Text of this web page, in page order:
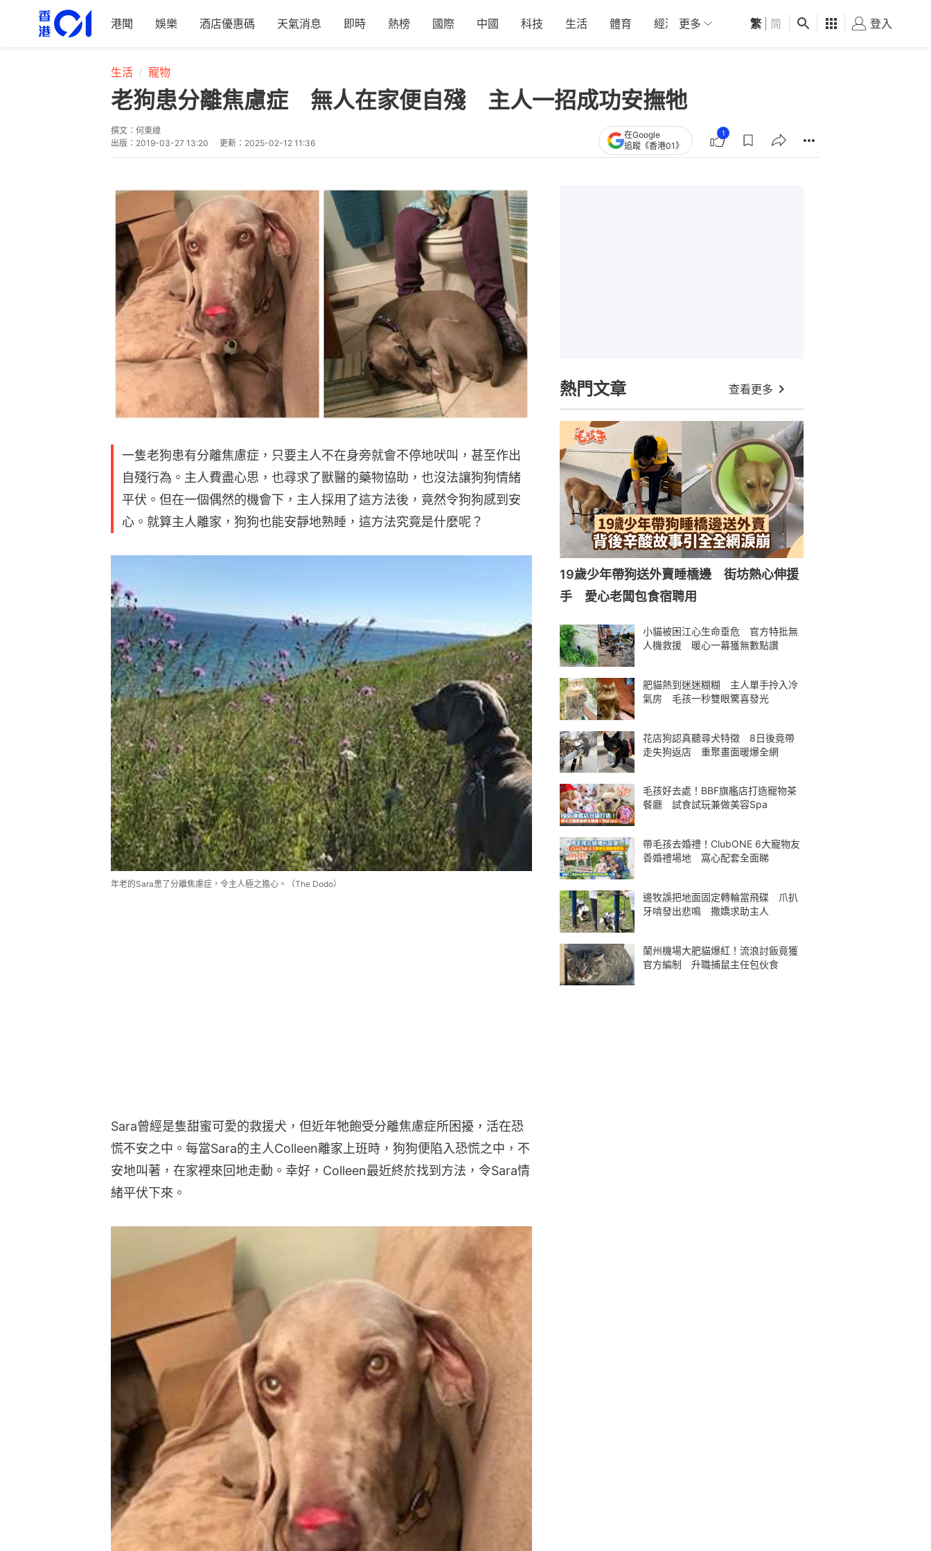
港聞 娛樂 酒店優惠碼 天氣消息 即時 熱榜 國際 中國 科技 生活 體育 經濟 01深圳 觀點 健康 好食玩飛
更多 繁 简 登入
生活 寵物
老狗患分離焦慮症 無人在家便自殘 主人一招成功安撫牠
撰文： 何東緯
出版： 2019-03-27 13:20 更新： 2025-02-12 11:36
在Google
追蹤《香港01》
1
一隻老狗患有分離焦慮症，只要主人不在身旁就會不停地吠叫，甚至作出
自殘行為。主人費盡心思，也尋求了獸醫的藥物協助，也沒法讓狗狗情緒
平伏。但在一個偶然的機會下，主人採用了這方法後，竟然令狗狗感到安
心。就算主人離家，狗狗也能安靜地熟睡，這方法究竟是什麼呢？
年老的Sara患了分離焦慮症，令主人極之擔心。（The Dodo）
Sara曾經是隻甜蜜可愛的救援犬，但近年牠飽受分離焦慮症所困擾，活在恐
慌不安之中。每當Sara的主人Colleen離家上班時，狗狗便陷入恐慌之中，不
安地叫著，在家裡來回地走動。幸好，Colleen最近終於找到方法，令Sara情
緒平伏下來。
熱門文章 查看更多
19歲少年帶狗送外賣睡橋邊 街坊熱心伸援
手 愛心老闆包食宿聘用
小貓被困江心生命垂危 官方特批無
人機救援 暖心一幕獲無數點讚
肥貓熱到迷迷糊糊 主人單手拎入冷
氣房 毛孩一秒雙眼驚喜發光
花店狗認真聽尋犬特徵 8日後竟帶
走失狗返店 重聚畫面暖爆全網
毛孩好去處！BBF旗艦店打造寵物茶
餐廳 試食試玩兼做美容Spa
帶毛孩去婚禮！ClubONE 6大寵物友
善婚禮場地 窩心配套全面睇
邊牧誤把地面固定轉輪當飛碟 爪扒
牙啃發出悲鳴 撒嬌求助主人
蘭州機場大肥貓爆紅！流浪討飯竟獲
官方編制 升職捕鼠主任包伙食